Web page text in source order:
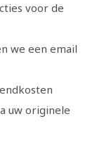
voor de
we een email
uw originele